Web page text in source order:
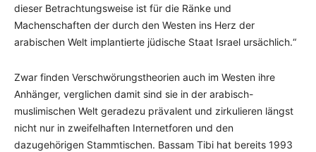
dieser Betrachtungsweise ist für die Ränke und
Machenschaften der durch den Westen ins Herz der
arabischen Welt implantierte jüdische Staat Israel ursächlich.“
Zwar finden Verschwörungstheorien auch im Westen ihre
Anhänger, verglichen damit sind sie in der arabisch-
muslimischen Welt geradezu prävalent und zirkulieren längst
nicht nur in zweifelhaften Internetforen und den
dazugehörigen Stammtischen. Bassam Tibi hat bereits 1993